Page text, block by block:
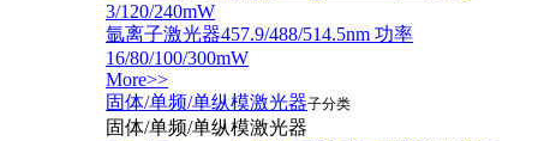
3/120/240mW
氩离子激光器457.9/488/514.5nm 功率
16/80/100/300mW
More>>
固体/单频/单纵模激光器子分类
固体/单频/单纵模激光器